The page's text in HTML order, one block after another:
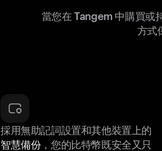
當您在 Tangem 中購買或
方式
採用無助記詞設置和其他裝置上的
智慧備份，您的比特幣既安全又只